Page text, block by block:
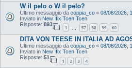
W il pelo o W il pelo?
Ultimo messaggio da coppia_co « 08/08/2026,
Inviato in New Ifix Tcen Tcen
Risposte: 893
1 57 58 59 60
DITA VON TEESE IN ITALIA AD
Ultimo messaggio da coppia_co « 08/08/2026,
Inviato in New Ifix Tcen Tcen
Risposte: 51
1 2 3 4